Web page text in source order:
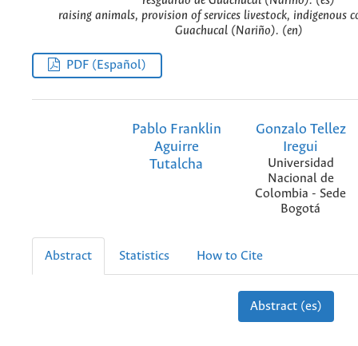
raising animals, provision of services livestock, indigenous
Guachucal (Nariño). (en)
PDF (Español)
Pablo Franklin
Aguirre
Tutalcha
Gonzalo Tellez
Iregui
Universidad
Nacional de
Colombia - Sede
Bogotá
Abstract Statistics How to Cite
Abstract (es)